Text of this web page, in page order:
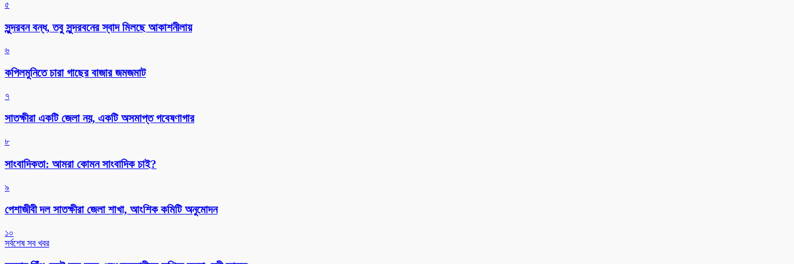
৫
সুন্দরবন বন্ধ, তবু সুন্দরবনের স্বাদ মিলছে আকাশনীলায়
৬
কপিলমুনিতে চারা গাছের বাজার জমজমাট
৭
সাতক্ষীরা একটি জেলা নয়, একটি অসমাপ্ত গবেষণাগার
৮
সাংবাদিকতা: আমরা কোমন সাংবাদিক চাই?
৯
পেশাজীবী দল সাতক্ষীরা জেলা শাখা, আংশিক কমিটি অনুমোদন
১০
সর্বশেষ সব খবর